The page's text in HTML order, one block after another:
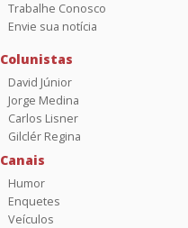
Trabalhe Conosco
Envie sua notícia
Colunistas
David Júnior
Jorge Medina
Carlos Lisner
Gilclér Regina
Canais
Humor
Enquetes
Veículos